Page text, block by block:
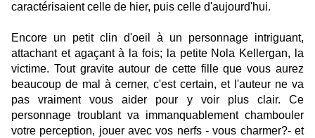
caractérisaient celle de hier, puis celle d'aujourd'hui.
Encore un petit clin d'oeil à un personnage intriguant,
attachant et agaçant à la fois; la petite Nola Kellergan, la
victime. Tout gravite autour de cette fille que vous aurez
beaucoup de mal à cerner, c'est certain, et l'auteur ne va
pas vraiment vous aider pour y voir plus clair. Ce
personnage troublant va immanquablement chambouler
votre perception, jouer avec vos nerfs - vous charmer?- et